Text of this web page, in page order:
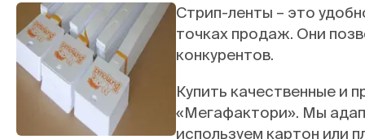
УФ
Стрип-ленты – это
точках продаж. Они
конкурентов.
Купить качественные и
«Мегафактори». Мы
используем картон или